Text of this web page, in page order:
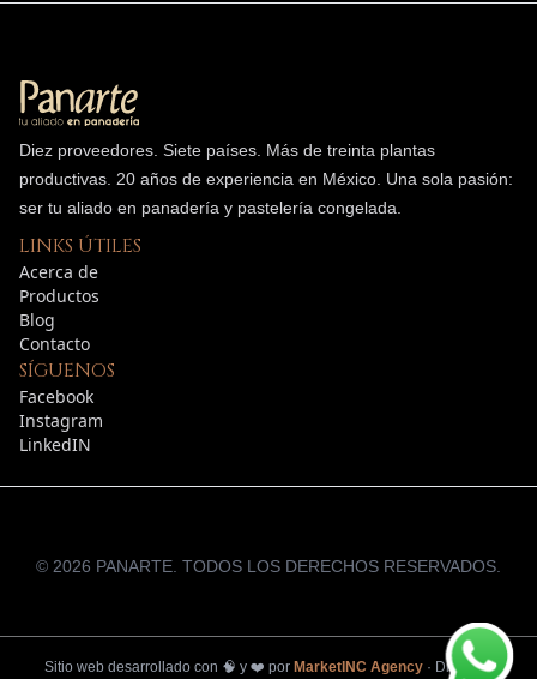
Diez proveedores. Siete países. Más de treinta plantas
productivas. 20 años de experiencia en México. Una sola pasión:
ser tu aliado en panadería y pastelería congelada.
LINKS ÚTILES
Acerca de
Productos
Blog
Contacto
SÍGUENOS
Facebook
Instagram
LinkedIN
© 2026 PANARTE. TODOS LOS DERECHOS RESERVADOS.
Sitio web desarrollado con 🧠 y ❤️ por MarketINC Agency · Diseño y